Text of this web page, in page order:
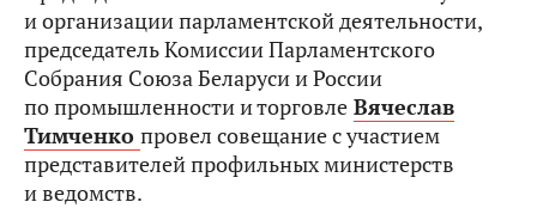
и организации парламентской деятельности,
председатель Комиссии Парламентского
Собрания Союза Беларуси и России
по промышленности и торговле Вячеслав
Тимченко провел совещание с участием
представителей профильных министерств
и ведомств.